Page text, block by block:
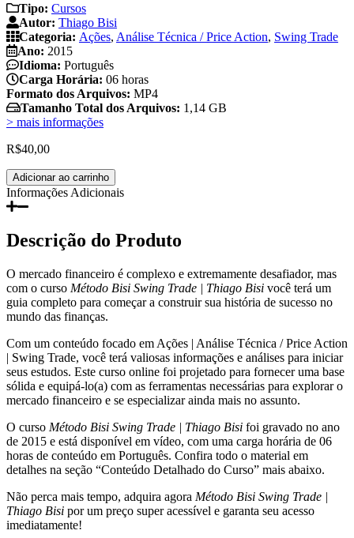
Tipo: Cursos
Autor: Thiago Bisi
Categoria: Ações, Análise Técnica / Price Action, Swing Trade
Ano: 2015
Idioma: Português
Carga Horária: 06 horas
Formato dos Arquivos: MP4
Tamanho Total dos Arquivos: 1,14 GB
> mais informações
R$40,00
Método
Bisi
Swing
|
Thiago
quantidade
Adicionar ao carrinho
Informações Adicionais
Descrição do Produto
O mercado financeiro é complexo e extremamente desafiador, mas
com o curso Método Bisi Swing Trade | Thiago Bisi você terá um
guia completo para começar a construir sua história de sucesso no
mundo das finanças.
Com um conteúdo focado em Ações | Análise Técnica / Price Action
| Swing Trade, você terá valiosas informações e análises para iniciar
seus estudos. Este curso online foi projetado para fornecer uma base
sólida e equipá-lo(a) com as ferramentas necessárias para explorar o
mercado financeiro e se especializar ainda mais no assunto.
O curso Método Bisi Swing Trade | Thiago Bisi foi gravado no ano
de 2015 e está disponível em vídeo, com uma carga horária de 06
horas de conteúdo em Português. Confira todo o material em
detalhes na seção “Conteúdo Detalhado do Curso” mais abaixo.
Não perca mais tempo, adquira agora Método Bisi Swing Trade |
Thiago Bisi por um preço super acessível e garanta seu acesso
imediatamente!